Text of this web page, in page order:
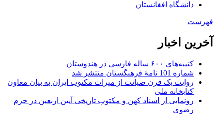
دانشگاه افغانستان
فهرست
آخرین اخبار
کتیبه‌های ۶۰۰ ساله فارسی در هندوستان
شماره 101 نامۀ فرهنگستان منتشر شد
روایت یک قرن صیانت از میراث مکتوب ایران به بیان معاون
کتابخانه ملی
رونمایی از اسناد کهن و مکتوب تاریخی آیین اربعین در حرم
رضوی